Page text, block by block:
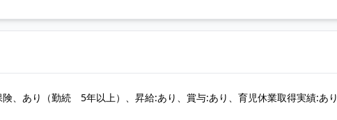
、あり（勤続 5年以上）、昇給:あり、賞与:あり、育児休業取得実績:あり